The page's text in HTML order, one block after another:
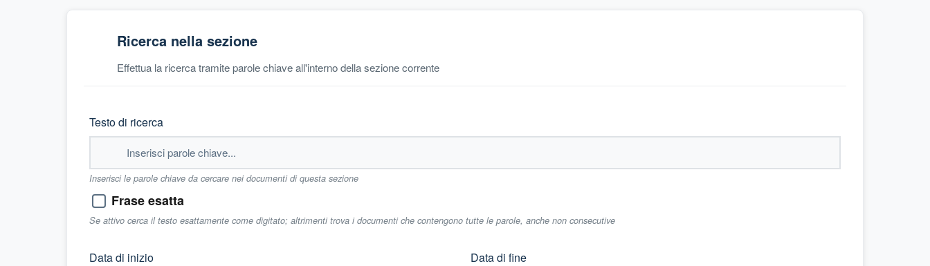
Ricerca nella sezione
Effettua la ricerca tramite parole chiave all'interno della sezione corrente
Testo di ricerca
Inserisci le parole chiave da cercare nei documenti di questa sezione
Frase esatta
Se attivo cerca il testo esattamente come digitato; altrimenti trova i documenti che contengono tutte le parole, anche non consecutive
Data di inizio Data di fine